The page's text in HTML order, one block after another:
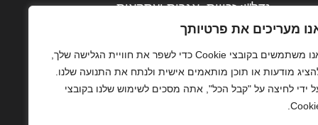
מעריכים את פרטיותך
אנו משתמשים בקובצי Cookie כדי לשפר את חוויית הגלישה שלך,
מודעות או תוכן מותאמים אישית ולנתח את התנועה שלנו.
ידי לחיצה על "קבל הכל", אתה מסכים לשימוש שלנו בקובצי
נדל"ן: זכויות, אגרות ועסקאות
עיצוב הבית
מתקדמות
צילום אדריכלי
שיווק נדלן